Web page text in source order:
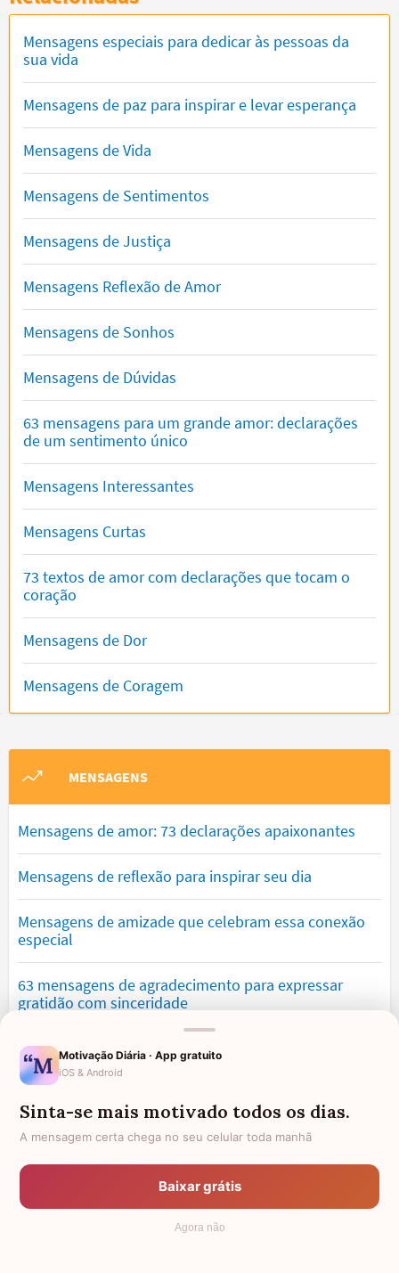
Mensagens especiais para dedicar às pessoas da
sua vida
Mensagens de paz para inspirar e levar esperança
Mensagens de Vida
Mensagens de Sentimentos
Mensagens de Justiça
Mensagens Reflexão de Amor
Mensagens de Sonhos
Mensagens de Dúvidas
63 mensagens para um grande amor: declarações
de um sentimento único
Mensagens Interessantes
Mensagens Curtas
73 textos de amor com declarações que tocam o
coração
Mensagens de Dor
Mensagens de Coragem
MENSAGENS
Mensagens de amor: 73 declarações apaixonantes
Mensagens de reflexão para inspirar seu dia
Mensagens de amizade que celebram essa conexão
especial
63 mensagens de agradecimento para expressar
gratidão com sinceridade
Mensagens de saudade que tocam o coração e
expressam falta
Mensagens de otimismo que vão encher você de
confiança
Mensagens para namorado: declare o seu amor com
Motivação Diária · App gratuito
iOS & Android
Sinta-se mais motivado todos os dias.
A mensagem certa chega no seu celular toda manhã
Baixar grátis
Agora não